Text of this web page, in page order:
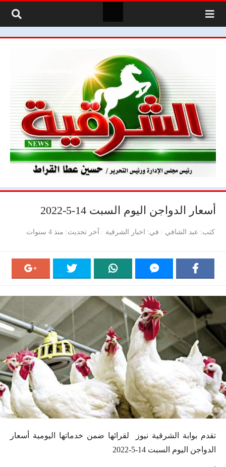
أسعار الدواجن اليوم السبت 14-5-2022
كتب عبد الشافي في اخبار الشرقية آخر تحديث منذ 4 سنوات
تقدم بوابة الشرقية نيوز لقرائها ضمن خدماتها اليومية أسعار
الدواجن اليوم السبت 14-5-2022